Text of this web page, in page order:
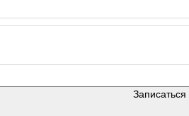
Записаться